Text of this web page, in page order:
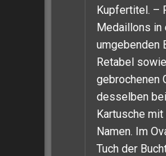
Kupfertitel. –
Medaillons in
umgebenden
Retabel
gebrochenen
desselben
Kartusche
Namen. Im
Tuch der